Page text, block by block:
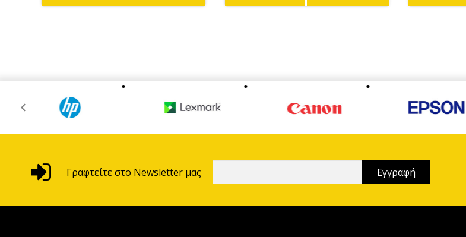
Γραφτείτε στο Newsletter μας